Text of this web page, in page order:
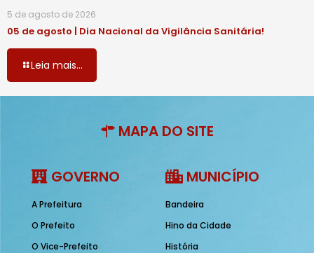
5 de agosto de 2026
05 de agosto | Dia Nacional da Vigilância Sanitária!
Leia mais...
MAPA DO SITE
GOVERNO
A Prefeitura
O Prefeito
O Vice-Prefeito
MUNICÍPIO
Bandeira
Hino da Cidade
História